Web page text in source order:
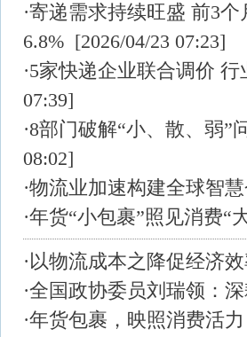
·寄递需求持续旺盛 前3
6.8% [2026/04/23 07:23]
·5家快递企业联合调价 行
07:39]
·8部门破解“小、散、弱”
08:02]
·物流业加速构建全球智
·年货“小包裹”照见消费“
·以物流成本之降促经济
·全国政协委员刘瑞领：
·年货包裹，映照消费活力